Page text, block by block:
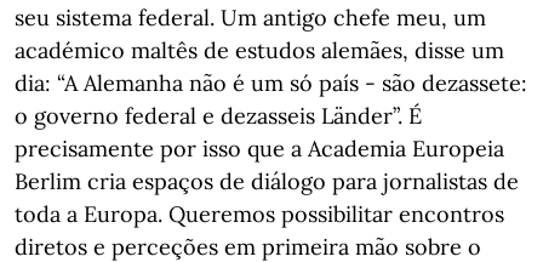
seu sistema federal. Um antigo chefe meu, um
académico maltês de estudos alemães, disse um
dia: “A Alemanha não é um só país - são dezassete:
o governo federal e dezasseis Länder”. É
precisamente por isso que a Academia Europeia
Berlim cria espaços de diálogo para jornalistas de
toda a Europa. Queremos possibilitar encontros
diretos e perceções em primeira mão sobre o